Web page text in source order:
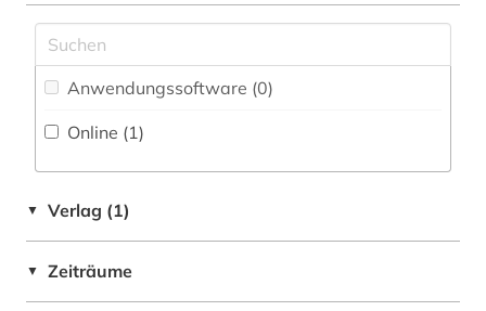
Pädagogik (0)
Patentdatenbanken (0)
Psychologie (0)
Anwendungssoftware (0)
Online (1)
▼ Verlag (1)
▼ Zeiträume